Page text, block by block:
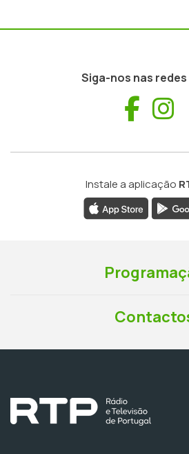
Siga-nos nas
Instale a aplicação